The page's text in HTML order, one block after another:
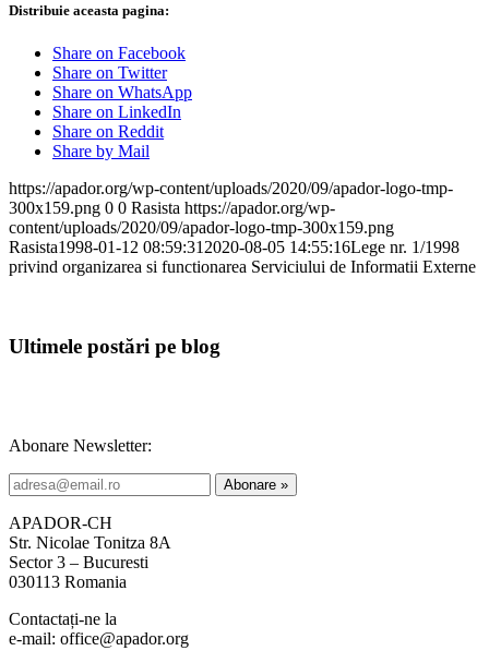
Distribuie aceasta pagina:
Share on Facebook
Share on Twitter
Share on WhatsApp
Share on LinkedIn
Share on Reddit
Share by Mail
https://apador.org/wp-content/uploads/2020/09/apador-logo-tmp-
300x159.png 0 0 Rasista https://apador.org/wp-
content/uploads/2020/09/apador-logo-tmp-300x159.png
Rasista1998-01-12 08:59:31 2020-08-05 14:55:16Lege nr. 1/1998
privind organizarea si functionarea Serviciului de Informatii Externe
Ultimele postări pe blog
Abonare Newsletter:
APADOR-CH
Str. Nicolae Tonitza 8A
Sector 3 – Bucuresti
030113 Romania
Contactați-ne la
e-mail: office@apador.org